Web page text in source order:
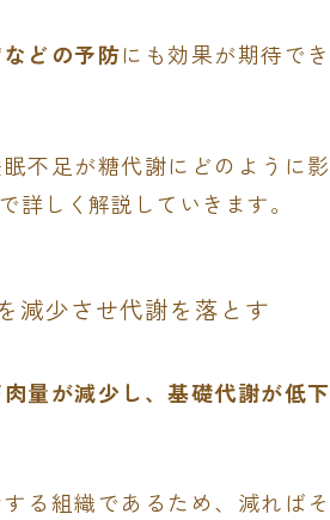
どの予防にも効果が期待でき
不足が糖代謝にどのように影
詳しく解説していきます。
減少させ代謝を落とす
量が減少し、基礎代謝が低下
る組織であるため、減ればそ